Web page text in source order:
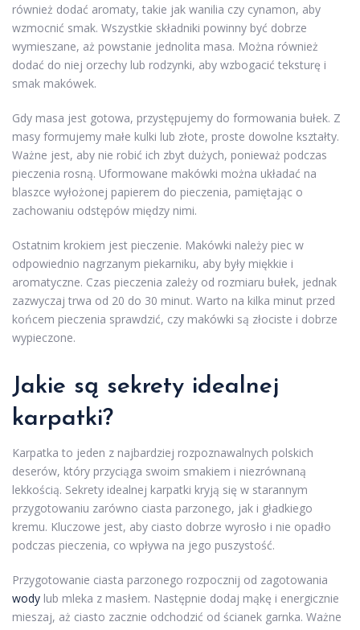
również dodać aromaty, takie jak wanilia czy cynamon, aby
wzmocnić smak. Wszystkie składniki powinny być dobrze
wymieszane, aż powstanie jednolita masa. Można również
dodać do niej orzechy lub rodzynki, aby wzbogacić teksturę i
smak makówek.
Gdy masa jest gotowa, przystępujemy do formowania bułek. Z
masy formujemy małe kulki lub złote, proste dowolne kształty.
Ważne jest, aby nie robić ich zbyt dużych, ponieważ podczas
pieczenia rosną. Uformowane makówki można układać na
blaszce wyłożonej papierem do pieczenia, pamiętając o
zachowaniu odstępów między nimi.
Ostatnim krokiem jest pieczenie. Makówki należy piec w
odpowiednio nagrzanym piekarniku, aby były miękkie i
aromatyczne. Czas pieczenia zależy od rozmiaru bułek, jednak
zazwyczaj trwa od 20 do 30 minut. Warto na kilka minut przed
końcem pieczenia sprawdzić, czy makówki są złociste i dobrze
wypieczone.
Jakie są sekrety idealnej
karpatki?
Karpatka to jeden z najbardziej rozpoznawalnych polskich
deserów, który przyciąga swoim smakiem i niezrównaną
lekkością. Sekrety idealnej karpatki kryją się w starannym
przygotowaniu zarówno ciasta parzonego, jak i gładkiego
kremu. Kluczowe jest, aby ciasto dobrze wyrosło i nie opadło
podczas pieczenia, co wpływa na jego puszystość.
Przygotowanie ciasta parzonego rozpocznij od zagotowania
wody lub mleka z masłem. Następnie dodaj mąkę i energicznie
mieszaj, aż ciasto zacznie odchodzić od ścianek garnka. Ważne